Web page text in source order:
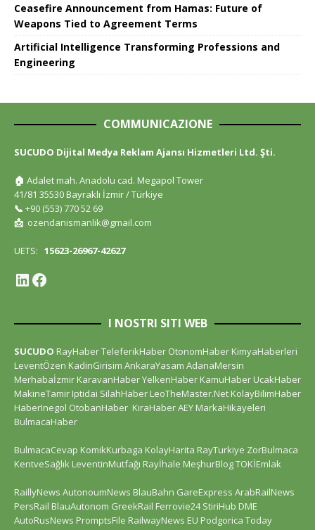
Ceasefire Announcement from Hamas: Future of
Weapons Tied to Agreement Terms
Artificial Intelligence Transforming Professions and
Engineering
COMMUNICAZIONE
SUCUDO Dijital Medya Reklam Ajansı Hizmetleri Ltd. Şti.
🏠 Adalet mah. Anadolu cad. Megapol Tower
41/81 35530 Bayraklı İzmir / Türkiye
📞 +90 (553) 770 52 69
📩 ozendanismanlik@gmail.com
UETS: 15623-26967-42627
I NOSTRI SITI WEB
SUCUDO RayHaberTeleferikHaber OtonomHaber KimyaHaberleri
LeventÖzen KadinGirisim AnkaraYasam AdanaMersin
Merhabaİzmir KaravanHaberYelkenHaber KamuHaber UcakHaber
MakineTamir Iptidai SilahHaber LeoTheMaster.Net KolayBilimHaber
HaberInegol OtobanHaber KiraHaberAEY MarkaHikayeleri
BulmacaHaber
BulmacaCevap KomikKurbaga KolayHarita RayTurkiye ZorBulmaca
KentveSağlık LeventinMutfağı Rayİhale MeşhurBlogTOKİEmlak
RaillyNews AutonoumNews BlauBahn GareExpress ArabRailNews
PersRail BlauAutonom GreekRail Ferrovie24 StiriHub DME
AutoRusNews PromptsFile RailwayNews EU Podgorica Today